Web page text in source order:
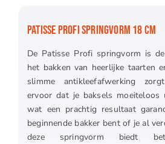
PATISSE PROFI SPRINGVORM 18 CM
De Patisse Profi springvorm is
het bakken van heerlijke taarten
slimme antikleefafwerking
ervoor dat je baksels
wat een prachtig resultaat
beginnende bakker bent of je al
deze springvorm biedt